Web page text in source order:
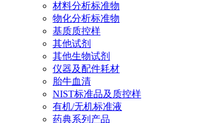
材料分析标准物
物化分析标准物
基质质控样
其他试剂
其他生物试剂
仪器及配件耗材
胎牛血清
NIST标准品及质控样
有机/无机标准液
药典系列产品